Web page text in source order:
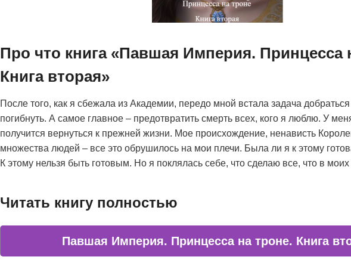
Про что книга «Павшая Империя. Принцесса
Книга вторая»
После того, как я сбежала из Академии, передо мной встала задача
погибнуть. А самое главное – предотвратить смерть всех, кого я люблю. У
получится вернуться к прежней жизни. Мое происхождение, ненависть
множества людей – все это обрушилось на мои плечи. Была ли я к этому
К этому нельзя быть готовым. Но я поклялась себе, что сделаю все, что в моих
Читать книгу полностью
Павшая Империя. Принцесса на троне. Книга